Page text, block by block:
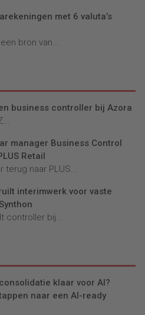
met 6 valuta’s
bron van...
business controller bij Azora
manager Business Control
Retail
terug naar PLUS...
interimwerk voor vaste
controller bij...
klaar voor AI?
naar een AI-ready